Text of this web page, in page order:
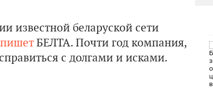
известной беларуской сети
пишетБЕЛТА. Почти год компания,
с долгами и исками.